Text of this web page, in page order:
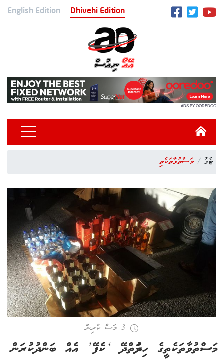
English Edition Dhivehi Edition
ADS BY OOREDOO
ޓެގު މަސްތުވާތަކެތި
3 މަސް ކުރިން
މަސްތުވާތަކެތީގެ ހިދުމަތްދޭ ‘ކެފޭ’ އެއް ބަންދުކުރަން